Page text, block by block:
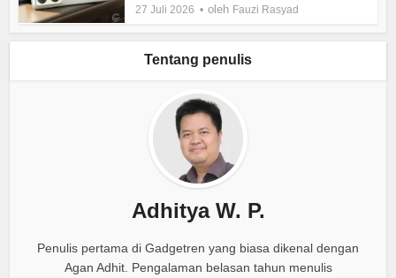
27 Juli 2026 oleh Fauzi Rasyad
Tentang penulis
Adhitya W. P.
Penulis pertama di Gadgetren yang biasa dikenal dengan
Agan Adhit. Pengalaman belasan tahun menulis